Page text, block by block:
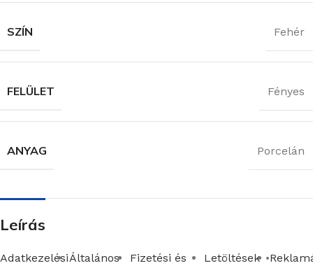
SZÍN Fehér
FELÜLET Fényes
ANYAG Porcelán
Leírás
AdatkezelésiÁltalános
Fizetési és
Letöltések